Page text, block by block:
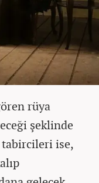
rüya
şeklinde
tabircileri ise,